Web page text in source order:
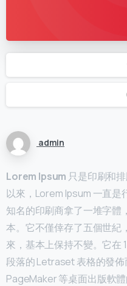
admin
Lorem Ipsum 只是印刷和
以來，Lorem Ipsum 一直
知名的印刷商拿了一堆字體
本。它不僅倖存了五個世紀
來，基本上保持不變。它在
段落的 Letraset 表格的發
PageMaker 等桌面出版軟